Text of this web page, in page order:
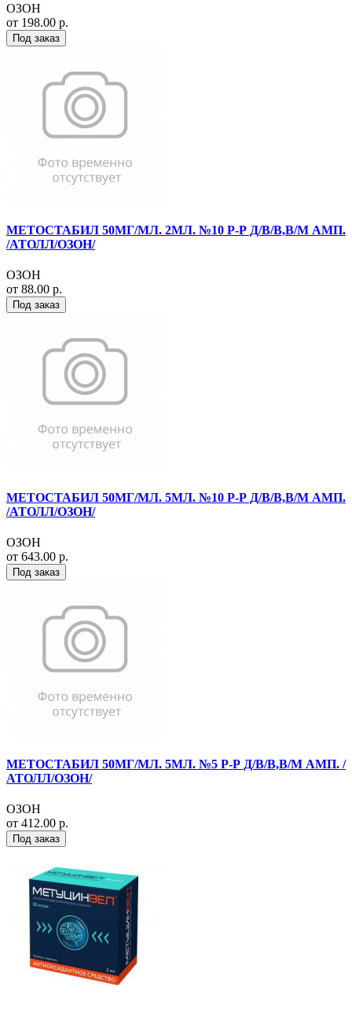
ОЗОН
от 198.00 р.
Под заказ
МЕТОСТАБИЛ 50МГ/МЛ. 2МЛ. №10 Р-Р Д/В/В,В/М АМП.
/АТОЛЛ/ОЗОН/
ОЗОН
от 88.00 р.
Под заказ
МЕТОСТАБИЛ 50МГ/МЛ. 5МЛ. №10 Р-Р Д/В/В,В/М АМП.
/АТОЛЛ/ОЗОН/
ОЗОН
от 643.00 р.
Под заказ
МЕТОСТАБИЛ 50МГ/МЛ. 5МЛ. №5 Р-Р Д/В/В,В/М АМП. /
АТОЛЛ/ОЗОН/
ОЗОН
от 412.00 р.
Под заказ